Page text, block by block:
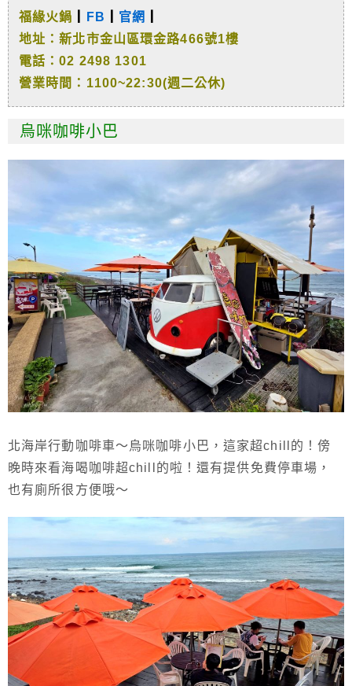
福緣火鍋 FB 官網
地址：新北市金山區環金路466號1樓
電話：02 2498 1301
營業時間：1100~22:30(週二公休)
烏咪咖啡小巴
北海岸行動咖啡車～烏咪咖啡小巴，這家超chill的！傍
晚時來看海喝咖啡超chill的啦！還有提供免費停車場，
也有廁所很方便哦～